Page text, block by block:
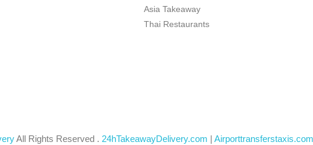
Asia Takeaway
Thai Restaurants
All Rights Reserved . 24hTakeawayDelivery.com |